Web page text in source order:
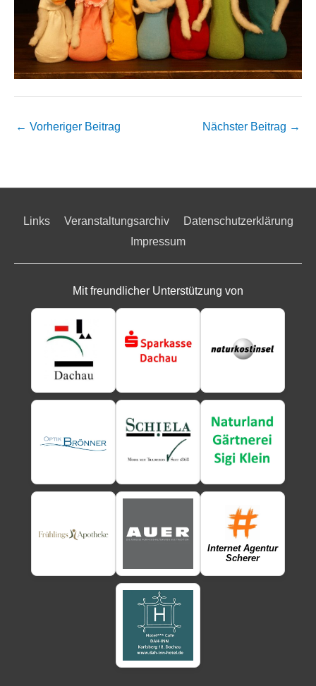
← Vorheriger Beitrag Nächster Beitrag →
Links Veranstaltungsarchiv
Datenschutzerklärung
Impressum
Mit freundlicher Unterstützung von
Internet Agentur
Scherer